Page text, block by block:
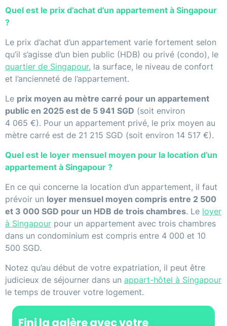
Quel est le prix d’achat d’un appartement à Singapour
?
Le prix d’achat d’un appartement varie fortement selon
qu’il s’agisse d’un bien public (HDB) ou privé (condo), le
quartier de Singapour, la surface, le niveau de confort
et l’ancienneté de l’appartement.
Le prix moyen au mètre carré pour un appartement
public en 2025 est de 5 941 SGD (soit environ
4 065 €). Pour un appartement privé, le prix moyen au
mètre carré est de 21 215 SGD (soit environ 14 517 €).
Quel est le loyer mensuel moyen pour la location d’un
appartement à Singapour ?
En ce qui concerne la location d’un appartement, il faut
prévoir un loyer mensuel moyen compris entre 2 500
et 3 000 SGD pour un HDB de trois chambres. Le loyer
à Singapour pour un appartement avec trois chambres
dans un condominium est compris entre 4 000 et 10
500 SGD.
Notez qu’au début de votre expatriation, il peut être
judicieux de séjourner dans un appart-hôtel à Singapour
le temps de trouver votre logement.
Fini la galère avec votre